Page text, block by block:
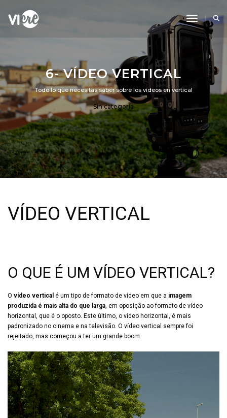
Toggle
6- VÍDEO VERTICAL
Todo lo que necesitas saber sobre los videos en vertical
Sin categoría
VÍDEO VERTICAL
O QUE É UM VÍDEO VERTICAL?
O vídeo vertical é um tipo de formato de vídeo em que a imagem
produzida é mais alta do que larga, em oposição ao formato de vídeo
horizontal, que é o oposto. Este último, o vídeo horizontal, é mais
padronizado no cinema e na televisão. O vídeo vertical sempre foi
rejeitado, mas começou a ter um grande boom.
Video
Player